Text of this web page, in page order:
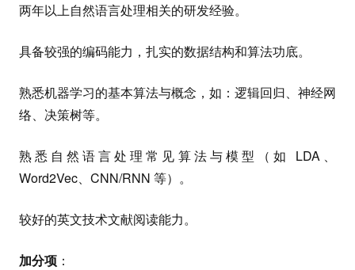
两年以上自然语言处理相关的研发经验。
具备较强的编码能力，扎实的数据结构和算法功底。
熟悉机器学习的基本算法与概念，如：逻辑回归、神经网
络、决策树等。
熟悉自然语言处理常见算法与模型（如 LDA、
Word2Vec、CNN/RNN 等）。
较好的英文技术文献阅读能力。
加分项 ：